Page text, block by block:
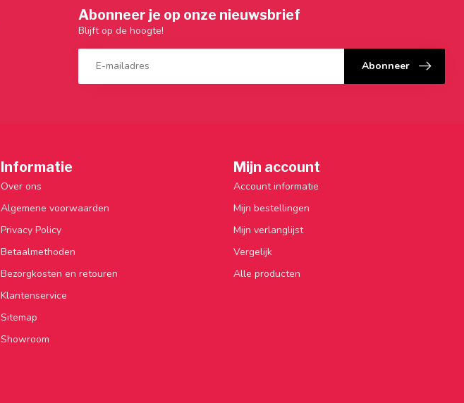
Abonneer je op onze nieuwsbrief
Blijft op de hoogte!
Abonneer
Informatie
Over ons
Algemene voorwaarden
Privacy Policy
Betaalmethoden
Bezorgkosten en retouren
Klantenservice
Sitemap
Showroom
Mijn account
Account informatie
Mijn bestellingen
Mijn verlanglijst
Vergelijk
Alle producten